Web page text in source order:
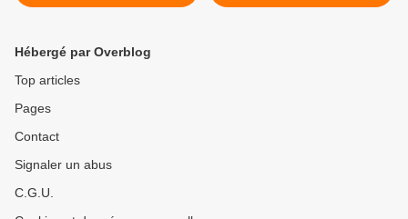
Hébergé par Overblog
Top articles
Pages
Contact
Signaler un abus
C.G.U.